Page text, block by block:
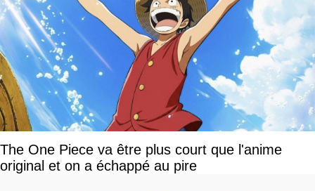
The One Piece va être plus court que l'anime
original et on a échappé au pire